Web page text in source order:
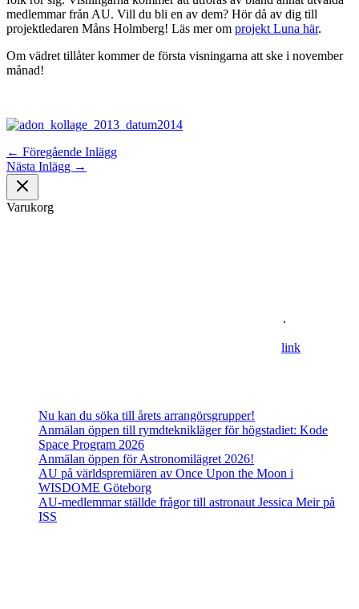
medlemmar från AU. Vill du bli en av dem? Hör då av dig till
projektledaren Måns Holmberg! Läs mer om projekt Luna här.
Om vädret tillåter kommer de första visningarna att ske i november
månad!
← Föregående Inlägg
Nästa Inlägg →
Varukorg
.
link
Nu kan du söka till årets arrangörsgrupper!
Anmälan öppen till rymdteknikläger för högstadiet: Kode
Space Program 2026
Anmälan öppen för Astronomilägret 2026!
AU på världspremiären av Once Upon the Moon i
WISDOME Göteborg
AU-medlemmar ställde frågor till astronaut Jessica Meir på
ISS